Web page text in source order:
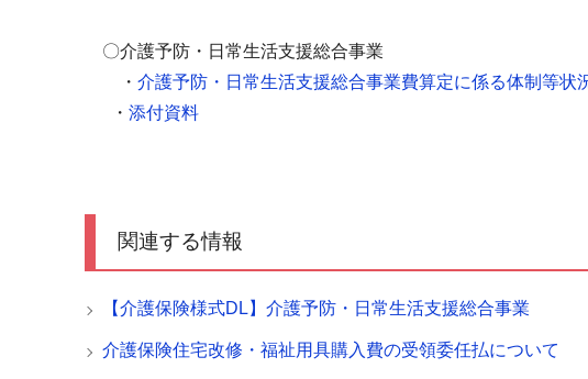
〇介護予防・日常生活支援総合事業
・ 介護予防・日常生活支援総合事業費算定に係る体制等状
・ 添付資料
関連する情報
【介護保険様式DL】介護予防・日常生活支援総合事業
介護保険住宅改修・福祉用具購入費の受領委任払について